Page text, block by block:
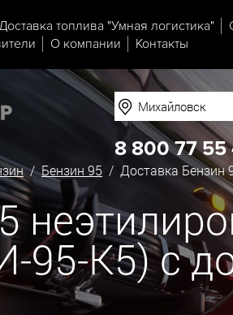
топлива "Умная логистика"
О компании Контакты
Михайловск
8 800 77 55
/Бензин 95 / Доставка Бензин
95-К5) с